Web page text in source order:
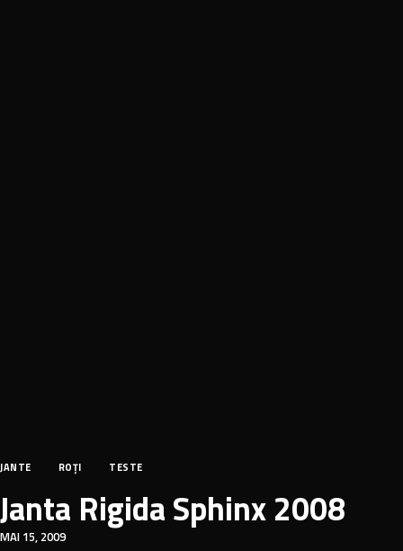
JANTE ROȚI TESTE
Janta Rigida Sphinx 2008
MAI 15, 2009